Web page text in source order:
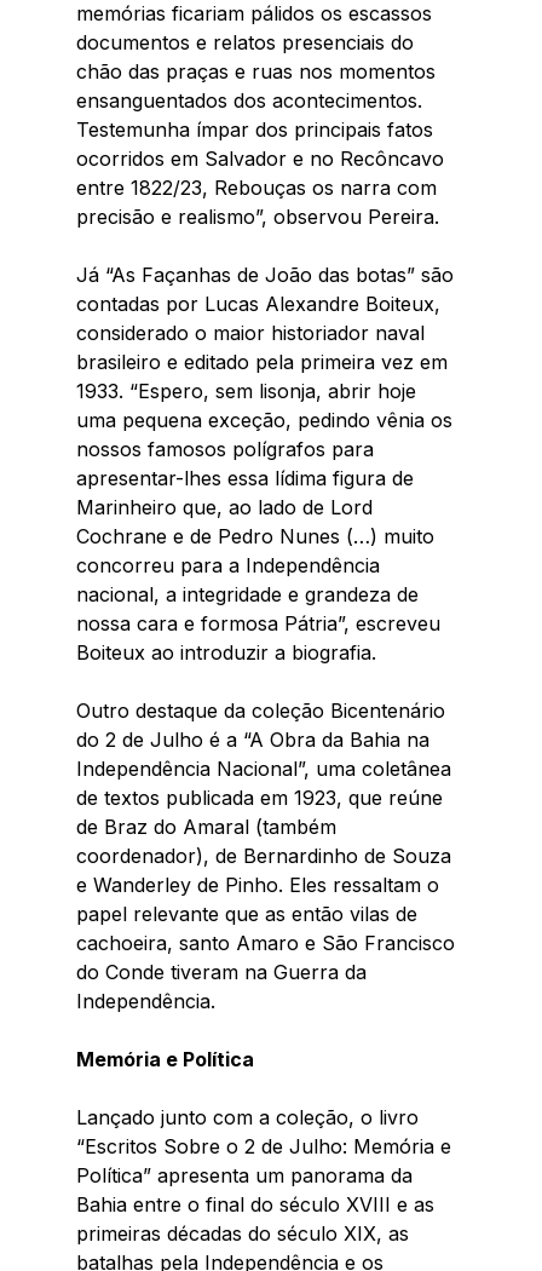
memórias ficariam pálidos os escassos
documentos e relatos presenciais do
chão das praças e ruas nos momentos
ensanguentados dos acontecimentos.
Testemunha ímpar dos principais fatos
ocorridos em Salvador e no Recôncavo
entre 1822/23, Rebouças os narra com
precisão e realismo”, observou Pereira.
Já “As Façanhas de João das botas” são
contadas por Lucas Alexandre Boiteux,
considerado o maior historiador naval
brasileiro e editado pela primeira vez em
1933. “Espero, sem lisonja, abrir hoje
uma pequena exceção, pedindo vênia os
nossos famosos polígrafos para
apresentar-lhes essa lídima figura de
Marinheiro que, ao lado de Lord
Cochrane e de Pedro Nunes (…) muito
concorreu para a Independência
nacional, a integridade e grandeza de
nossa cara e formosa Pátria”, escreveu
Boiteux ao introduzir a biografia.
Outro destaque da coleção Bicentenário
do 2 de Julho é a “A Obra da Bahia na
Independência Nacional”, uma coletânea
de textos publicada em 1923, que reúne
de Braz do Amaral (também
coordenador), de Bernardinho de Souza
e Wanderley de Pinho. Eles ressaltam o
papel relevante que as então vilas de
cachoeira, santo Amaro e São Francisco
do Conde tiveram na Guerra da
Independência.
Memória e Política
Lançado junto com a coleção, o livro
“Escritos Sobre o 2 de Julho: Memória e
Política” apresenta um panorama da
Bahia entre o final do século XVIII e as
primeiras décadas do século XIX, as
batalhas pela Independência e os